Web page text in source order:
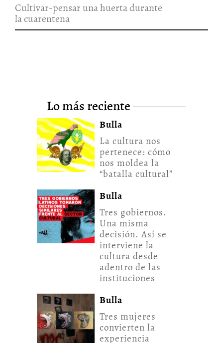
Cultivar-pensar una huerta durante
la cuarentena
lo más reciente
Bulla
La cultura nos
pertenece: cómo
nos moldea la
“batalla cultural”
Bulla
Tres gobiernos.
Una misma
decisión. Así se
interviene la
cultura desde
adentro de las
instituciones
Bulla
Tres mujeres
convierten la
experiencia